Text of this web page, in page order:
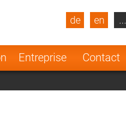
Entreprise Contact
de en
Turkey
Netherlands
...